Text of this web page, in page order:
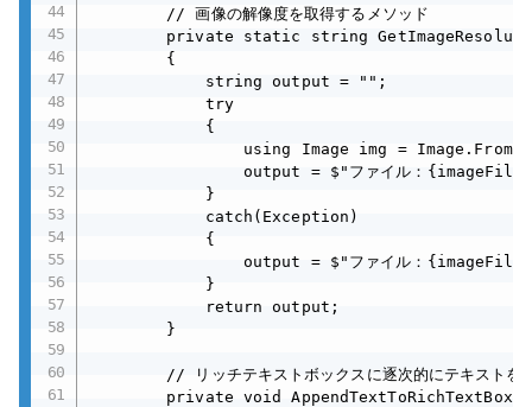
        // 画像の解像度を取得するメソッド
private static string
        {
            string output = "";
            try
            {
using Image img =
output = $"ファイル：
            }
            catch(Exception)
            {
output = $"ファイル：
            }
            return output;
        }
// リッチテキストボックスに逐次的にテキストを
private void